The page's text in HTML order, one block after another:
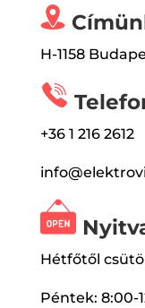
H-1158
+36 1 216 2612
Hétfőtől
Péntek: 8:00-